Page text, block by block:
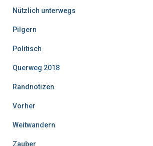
Nützlich unterwegs
Pilgern
Politisch
Querweg 2018
Randnotizen
Vorher
Weitwandern
Zauber